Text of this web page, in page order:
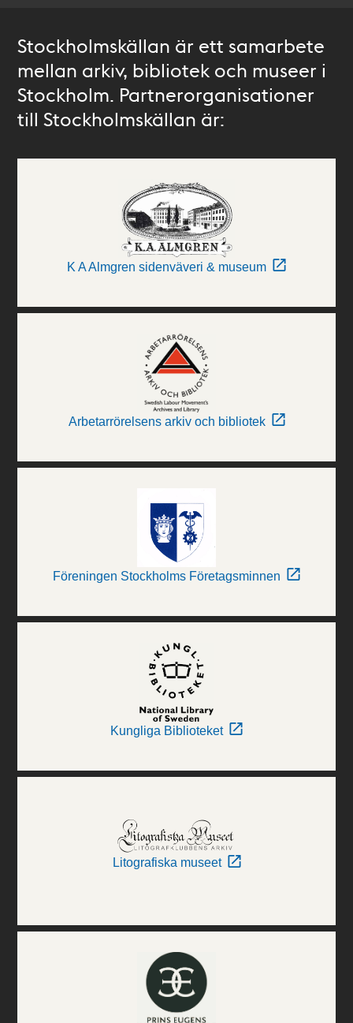
Stockholmskällan är ett samarbete
mellan arkiv, bibliotek och museer i
Stockholm. Partnerorganisationer
till Stockholmskällan är:
K A Almgren sidenväveri & museum
Arbetarrörelsens arkiv och bibliotek
Föreningen Stockholms Företagsminnen
Kungliga Biblioteket
Litografiska museet